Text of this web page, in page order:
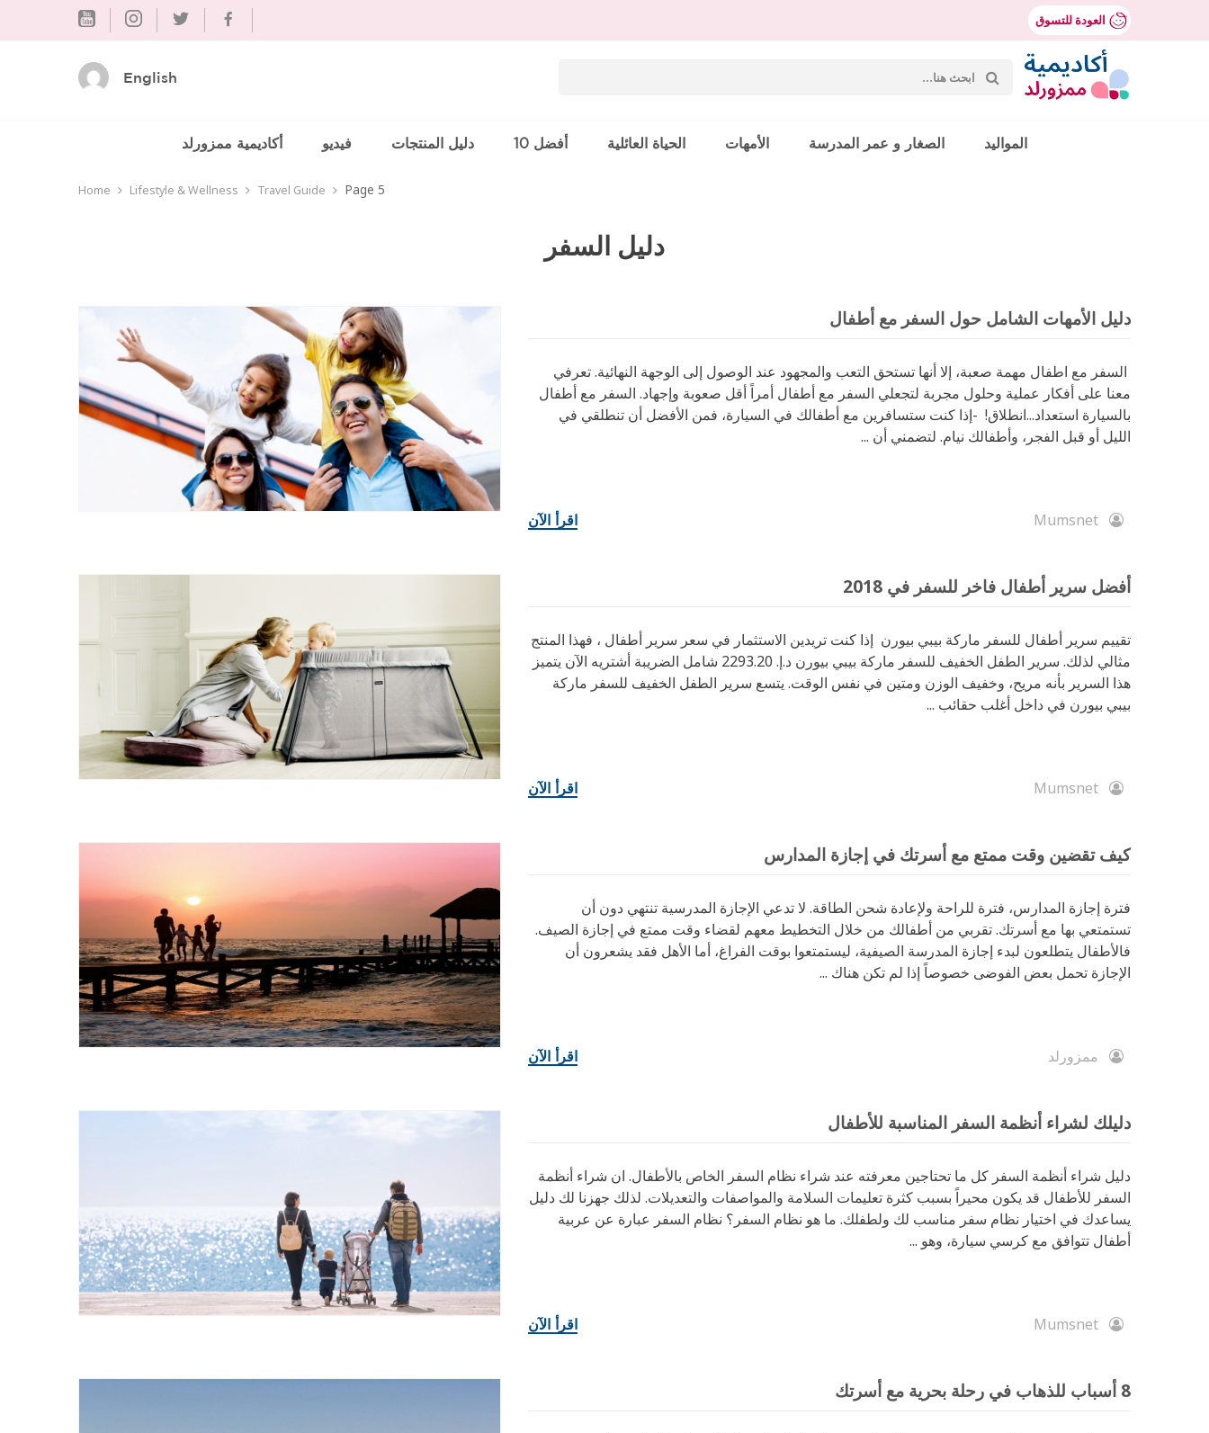
العودة للتسوق
بحث
عن:
English
المواليد الصغار و عمر المدرسة الأمهات الحياة العائلية أفضل 10 دليل المنتجات فيديو أكاديمية ممزورلد
Home Lifestyle & Wellness Travel Guide Page 5
دليل السفر
دليل الأمهات الشامل حول السفر مع أطفال
السفر مع اطفال مهمة صعبة، إلا أنها تستحق التعب والمجهود عند الوصول إلى الوجهة النهائية. تعرفي
معنا على أفكار عملية وحلول مجربة لتجعلي السفر مع أطفال أمراً أقل صعوبة وإجهاد. السفر مع أطفال
بالسيارة استعداد...انطلاق! -إذا كنت ستسافرين مع أطفالك في السيارة، فمن الأفضل أن تنطلقي في
الليل أو قبل الفجر، وأطفالك نيام. لتضمني أن ...
اقرأ الآن Mumsnet
أفضل سرير أطفال فاخر للسفر في 2018
تقييم سرير أطفال للسفر ماركة بيبي بيورن إذا كنت تريدين الاستثمار في سعر سرير أطفال ، فهذا المنتج
مثالي لذلك. سرير الطفل الخفيف للسفر ماركة بيبي بيورن د.إ. 2293.20 شامل الضريبة أشتريه الآن يتميز
هذا السرير بأنه مريح، وخفيف الوزن ومتين في نفس الوقت. يتسع سرير الطفل الخفيف للسفر ماركة
بيبي بيورن في داخل أغلب حقائب ...
اقرأ الآن Mumsnet
كيف تقضين وقت ممتع مع أسرتك في إجازة المدارس
فترة إجازة المدارس، فترة للراحة ولإعادة شحن الطاقة. لا تدعي الإجازة المدرسية تنتهي دون أن
تستمتعي بها مع أسرتك. تقربي من أطفالك من خلال التخطيط معهم لقضاء وقت ممتع في إجازة الصيف.
فالأطفال يتطلعون لبدء إجازة المدرسة الصيفية، ليستمتعوا بوقت الفراغ، أما الأهل فقد يشعرون أن
الإجازة تحمل بعض الفوضى خصوصاً إذا لم تكن هناك ...
اقرأ الآن ممزورلد
دليلك لشراء أنظمة السفر المناسبة للأطفال
دليل شراء أنظمة السفر كل ما تحتاجين معرفته عند شراء نظام السفر الخاص بالأطفال. ان شراء أنظمة
السفر للأطفال قد يكون محيراً بسبب كثرة تعليمات السلامة والمواصفات والتعديلات. لذلك جهزنا لك دليل
يساعدك في اختيار نظام سفر مناسب لك ولطفلك. ما هو نظام السفر؟ نظام السفر عبارة عن عربية
أطفال تتوافق مع كرسي سيارة، وهو ...
اقرأ الآن Mumsnet
8 أسباب للذهاب في رحلة بحرية مع أسرتك